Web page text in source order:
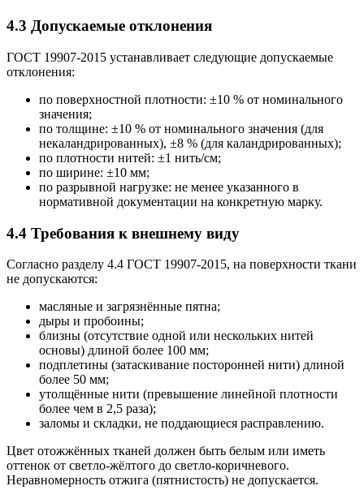
4.3 Допускаемые отклонения
ГОСТ 19907-2015 устанавливает следующие допускаемые
отклонения:
по поверхностной плотности: ±10 % от номинального
значения;
по толщине: ±10 % от номинального значения (для
некаландрированных), ±8 % (для каландрированных);
по плотности нитей: ±1 нить/см;
по ширине: ±10 мм;
по разрывной нагрузке: не менее указанного в
нормативной документации на конкретную марку.
4.4 Требования к внешнему виду
Согласно разделу 4.4 ГОСТ 19907-2015, на поверхности ткани
не допускаются:
масляные и загрязнённые пятна;
дыры и пробоины;
близны (отсутствие одной или нескольких нитей
основы) длиной более 100 мм;
подплетины (затаскивание посторонней нити) длиной
более 50 мм;
утолщённые нити (превышение линейной плотности
более чем в 2,5 раза);
заломы и складки, не поддающиеся расправлению.
Цвет отожжённых тканей должен быть белым или иметь
оттенок от светло-жёлтого до светло-коричневого.
Неравномерность отжига (пятнистость) не допускается.